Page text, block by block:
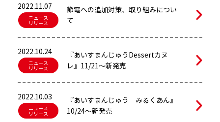
2022.11.07
ニュース
リリース
節電への追加対策、取り組みについ
て
2022.10.24
ニュース
リリース
『あいすまんじゅうDessertカヌ
レ』11/21～新発売
2022.10.03
ニュース
リリース
『あいすまんじゅう みるくあん』
10/24～新発売